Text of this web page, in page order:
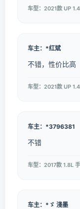
车型：2021款 UP
车主：*红斌
不错，性价比高
车型：2021款 UP
车主：*3796381
不错
车型：2017款 1.8L
车主：*ゞ 淺墨